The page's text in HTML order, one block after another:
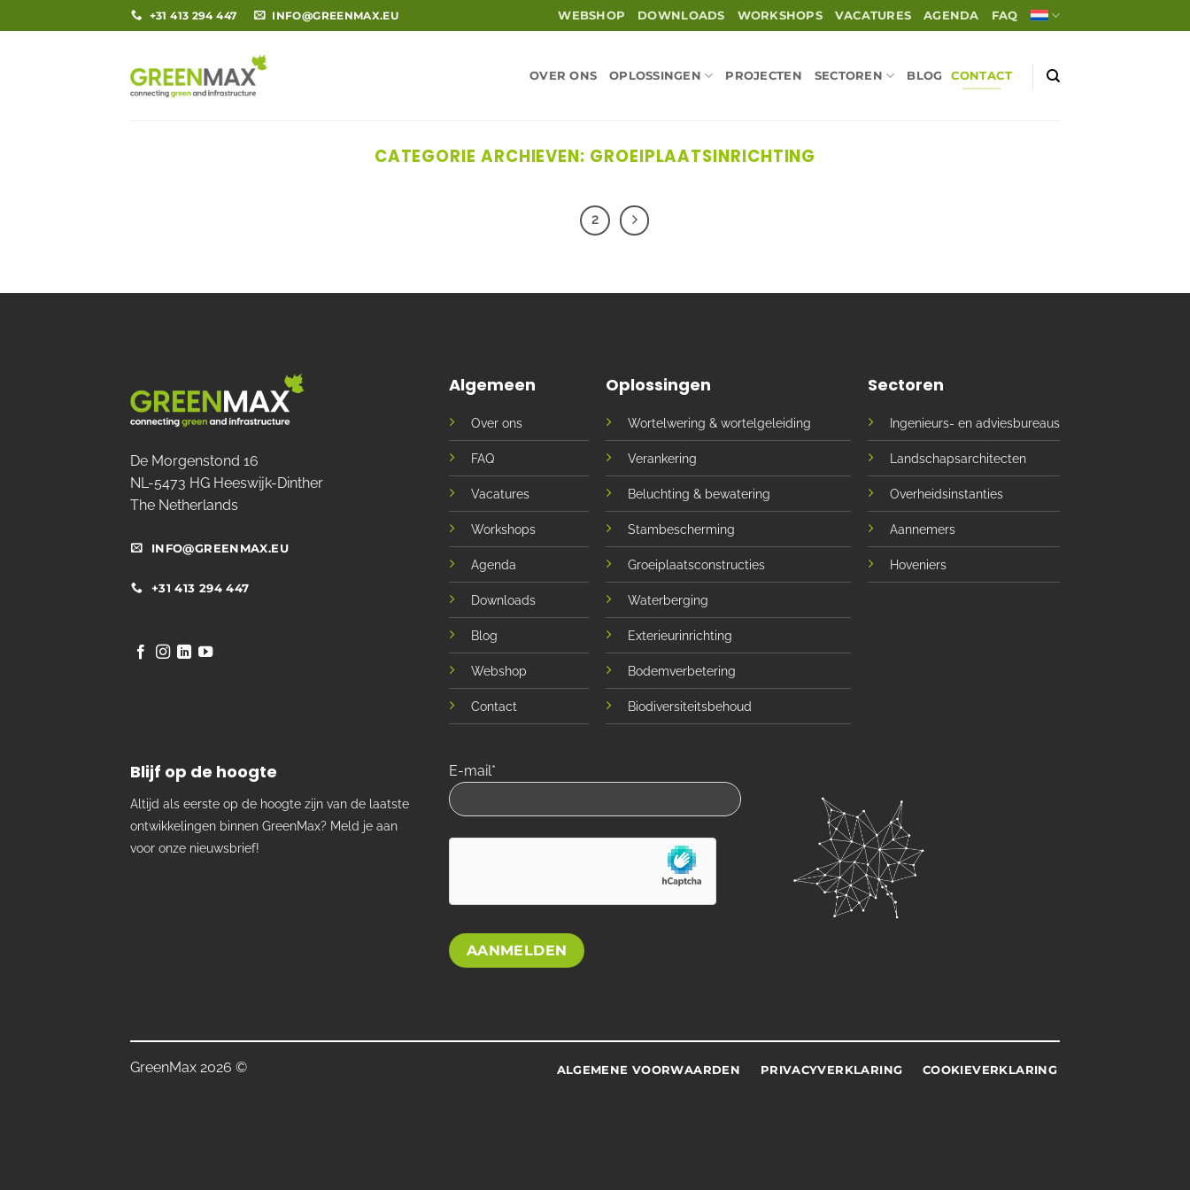
naar
+31 413 294 447 INFO@GREENMAX.EU WEBSHOP DOWNLOADS WORKSHOPS VACATURES AGENDA FAQ
OVER ONS OPLOSSINGEN PROJECTEN SECTOREN BLOG CONTACT
CATEGORIE ARCHIEVEN: GROEIPLAATSINRICHTING
2
De Morgenstond 16
NL-5473 HG Heeswijk-Dinther
The Netherlands
INFO@GREENMAX.EU
+31 413 294 447
Algemeen
Over ons
FAQ
Vacatures
Workshops
Agenda
Downloads
Blog
Webshop
Contact
Oplossingen
Wortelwering & wortelgeleiding
Verankering
Beluchting & bewatering
Stambescherming
Groeiplaatsconstructies
Waterberging
Exterieurinrichting
Bodemverbetering
Biodiversiteitsbehoud
Sectoren
Ingenieurs- en adviesbureaus
Landschapsarchitecten
Overheidsinstanties
Aannemers
Hoveniers
Blijf op de hoogte
Altijd als eerste op de hoogte zijn van de laatste
ontwikkelingen binnen GreenMax? Meld je aan
voor onze nieuwsbrief!
E-mail*
GreenMax 2026 © ALGEMENE VOORWAARDEN PRIVACYVERKLARING COOKIEVERKLARING